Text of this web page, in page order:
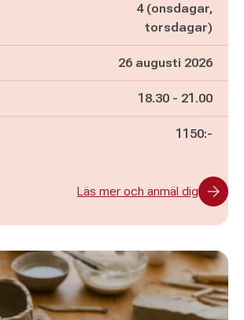
4 (onsdagar,
torsdagar)
26 augusti 2026
Pågår mellan
18.30 - och
21.00
1150:-
Läs mer och anmäl dig